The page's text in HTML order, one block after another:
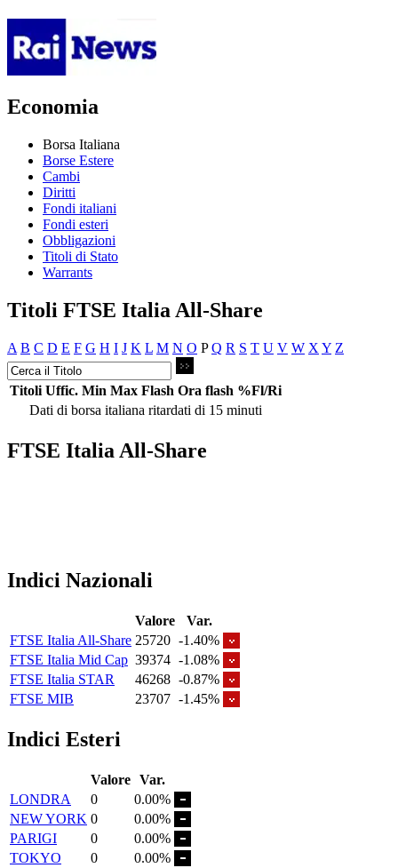
Economia
Borsa Italiana
Borse Estere
Cambi
Diritti
Fondi italiani
Fondi esteri
Obbligazioni
Titoli di Stato
Warrants
Titoli FTSE Italia All-Share
A B C D E F G H I J K L M N O PQ R S T U V W X Y Z
Titoli Uffic. Min Max Flash Ora flash %Fl/Ri
Dati di borsa italiana ritardati di 15 minuti
FTSE Italia All-Share
Indici Nazionali
Valore
Var.
FTSE Italia All-Share 25720 -1.40%
FTSE Italia Mid Cap 39374 -1.08%
FTSE Italia STAR
46268 -0.87%
FTSE MIB
23707 -1.45%
Indici Esteri
Valore Var.
LONDRA
0
0.00%
NEW YORK 0
0.00%
PARIGI
0
0.00%
TOKYO
0
0.00%